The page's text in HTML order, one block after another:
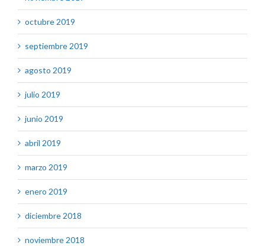
octubre 2019
septiembre 2019
agosto 2019
julio 2019
junio 2019
abril 2019
marzo 2019
enero 2019
diciembre 2018
noviembre 2018